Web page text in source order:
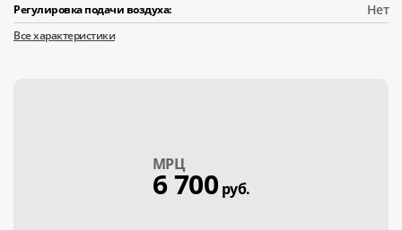
Регулировка подачи воздуха: Нет
Все характеристики
МPЦ
6 700 руб.